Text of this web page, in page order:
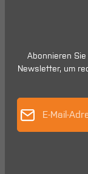
Abonnieren
Newsletter, um